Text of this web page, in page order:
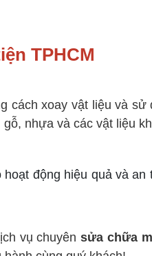
TPHCM
xoay vật liệu và
nhựa và các vật liệu
động hiệu quả và
vụ chuyênsửa chữa